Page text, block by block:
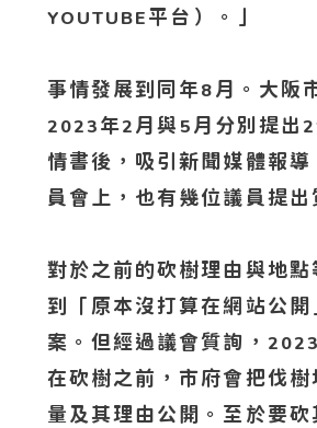
YOUTUBE 平台）。」
事情發展到同年8 月。大阪
2023 年2 月與 5 月分別提出 2
情書後，吸引新聞媒體報導
員會上，也有幾位議員提出
對於之前的砍樹理由與地點
到「原本沒打算在網站公開
案。但經過議會質詢， 2023
在砍樹之前，市府會把伐樹
量及其理由公開。至於要砍